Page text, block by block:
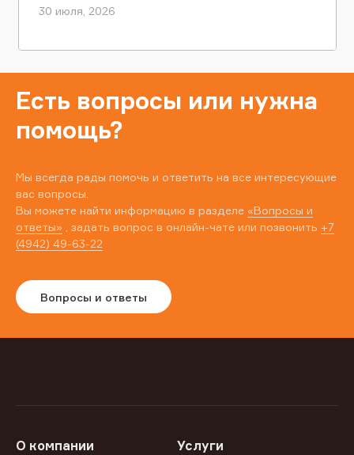
30 июля, 2026
Есть вопросы или нужна
помощь?
Мы всегда рады помочь и ответить на все интересующие
вас вопросы.
Вы можете найти информацию в разделе «Вопросы и
ответы» , задать вопрос в онлайн-чате или позвонить +7
(4942) 49-63-22
Вопросы и ответы
О компании Услуги